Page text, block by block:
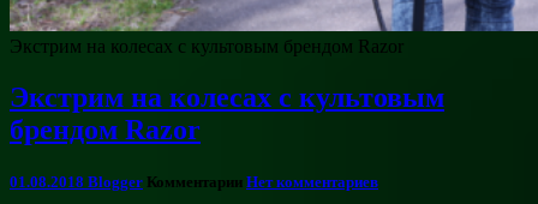
Экстрим на колесах с культовым брендом Razor
Экстрим на колесах с культовым
брендом Razor
01.08.2018 Blogger Комментарии Нет комментариев